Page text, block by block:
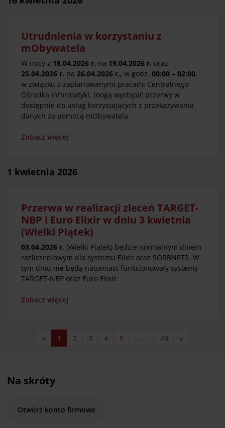
Utrudnienia w korzystaniu z
mObywatela
W nocy z 18.04.2026 r. na 19.04.2026 r. oraz
25.04.2026 r. na 26.04.2026 r., w godz. 00:00 – 02:00,
w związku z zaplanowanymi pracami Centralnego
Ośrodka Informatyki, mogą wystąpić przerwy w
dostępnie do usług korzystających z przekazywania
danych za pomocą mObywatela.
Zobacz więcej
1 kwietnia 2026
Przerwa w realizacji zleceń TARGET-
NBP i Euro Elixir w dniu 3 kwietnia
(Wielki Piątek)
03.04.2026 r. (Wielki Piątek) będzie normalnym dniem
rozliczeniowym dla systemu Elixir oraz SORBNET3. W
tym dniu nie będą natomiast funkcjonowały systemy
TARGET-NBP oraz Euro Elixir.
Zobacz więcej
« 1 2 3 4 5 . . . . 43 »
Na skróty
Otwórz konto firmowe